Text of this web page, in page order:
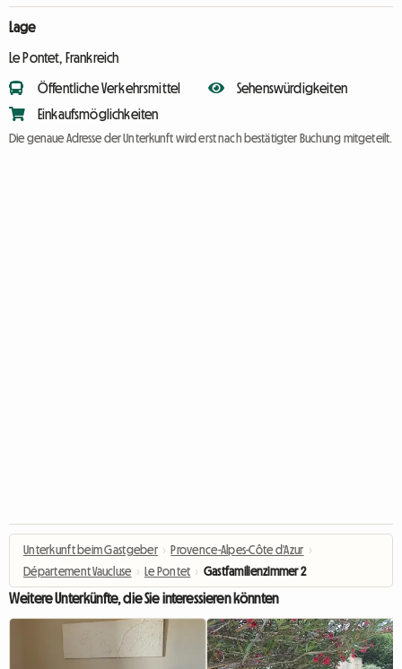
Lage
Le Pontet, Frankreich
Öffentliche Verkehrsmittel
Einkaufsmöglichkeiten
Sehenswürdigkeiten
Die genaue Adresse der Unterkunft wird erst nach bestätigter Buchung mitgeteilt.
Unterkunft beim Gastgeber › Provence-Alpes-Côte d'Azur ›
Département Vaucluse › Le Pontet › Gastfamilienzimmer 2
Weitere Unterkünfte, die Sie interessieren könnten